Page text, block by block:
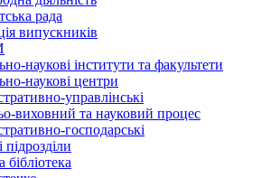
рада
випускників
наукові інститути та факультети
наукові центри
управлінські
виховний та науковий процес
господарські
підрозділи
бібліотека